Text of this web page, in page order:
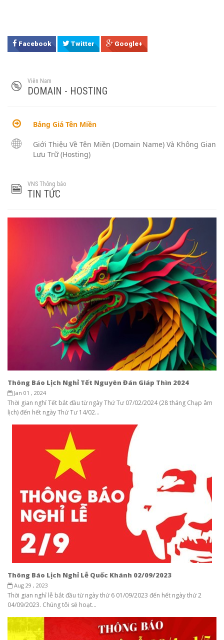
Facebook Twitter Google+
Viễn Nam
DOMAIN - HOSTING
Bảng Giá Tên Miền
Giới Thiệu Về Tên Miền (Domain Name) Và Không Gian
Lưu Trữ (Hosting)
VNS Thông báo
TIN TỨC
Thông Báo Lịch Nghỉ Tết Nguyên Đán Giáp Thìn 2024
Jan 01 , 2024
Thời gian nghỉ Tết bắt đầu từ ngày Thứ Tư 07/02/2024 (28 tháng Chạp âm
lịch) đến hết ngày Thứ Tư 14/02...
Thông Báo Lịch Nghỉ Lễ Quốc Khánh 02/09/2023
Aug 29 , 2023
Thời gian nghỉ lễ bắt đầu từ ngày thứ 6 01/09/2023 đến hết ngày thứ 2
04/09/2023. Chúng tôi sẽ hoạt...